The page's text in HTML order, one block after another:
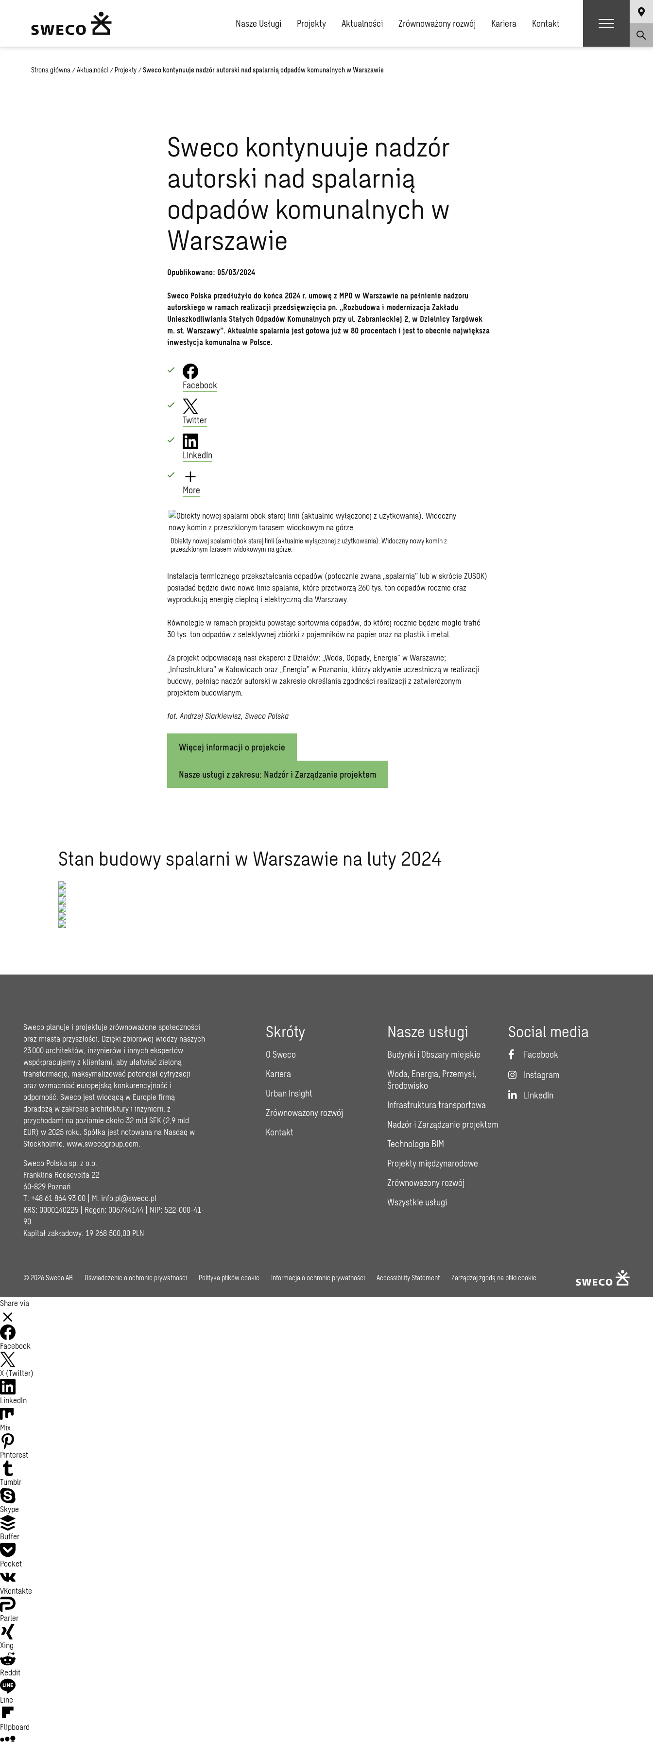
Nasze Usługi Projekty Aktualności Zrównoważony rozwój Kariera Kontakt
Strona główna / Aktualności / Projekty / Sweco kontynuuje nadzór autorski nad spalarnią odpadów komunalnych w Warszawie
Sweco kontynuuje nadzór
autorski nad spalarnią
odpadów komunalnych w
Warszawie
Opublikowano: 05/03/2024
Sweco Polska przedłużyło do końca 2024 r. umowę z MPO w Warszawie na pełnienie nadzoru
autorskiego w ramach realizacji przedsięwzięcia pn. „Rozbudowa i modernizacja Zakładu
Unieszkodliwiania Stałych Odpadów Komunalnych przy ul. Zabranieckiej 2, w Dzielnicy Targówek
m. st. Warszawy”. Aktualnie spalarnia jest gotowa już w 80 procentach i jest to obecnie największa
inwestycja komunalna w Polsce.
Facebook
Twitter
LinkedIn
More
Obiekty nowej spalarni obok starej linii (aktualnie wyłączonej z użytkowania). Widoczny nowy komin z
przeszklonym tarasem widokowym na górze.
Instalacja termicznego przekształcania odpadów (potocznie zwana „spalarnią” lub w skrócie ZUSOK)
posiadać będzie dwie nowe linie spalania, które przetworzą 260 tys. ton odpadów rocznie oraz
wyprodukują energię cieplną i elektryczną dla Warszawy.
Równolegle w ramach projektu powstaje sortownia odpadów, do której rocznie będzie mogło trafić
30 tys. ton odpadów z selektywnej zbiórki z pojemników na papier oraz na plastik i metal.
Za projekt odpowiadają nasi eksperci z Działów: „Woda, Odpady, Energia” w Warszawie;
„Infrastruktura” w Katowicach oraz „Energia” w Poznaniu, którzy aktywnie uczestniczą w realizacji
budowy, pełniąc nadzór autorski w zakresie określania zgodności realizacji z zatwierdzonym
projektem budowlanym.
fot. Andrzej Siarkiewisz, Sweco Polska
Więcej informacji o projekcie
Nasze usługi z zakresu: Nadzór i Zarządzanie projektem
Stan budowy spalarni w Warszawie na luty 2024
Sweco planuje i projektuje zrównoważone społeczności
oraz miasta przyszłości. Dzięki zbiorowej wiedzy naszych
23 000 architektów, inżynierów i innych ekspertów
współpracujemy z klientami, aby ułatwiać zieloną
transformację, maksymalizować potencjał cyfryzacji
oraz wzmacniać europejską konkurencyjność i
odporność. Sweco jest wiodącą w Europie firmą
doradczą w zakresie architektury i inżynierii, z
przychodami na poziomie około 32 mld SEK (2,9 mld
EUR) w 2025 roku. Spółka jest notowana na Nasdaq w
Stockholmie. www.swecogroup.com
Sweco Polska sp. z o.o.
Franklina Roosevelta 22
60-829 Poznań
T: +48 61 864 93 00 | M: info.pl@sweco.pl
KRS: 0000140225 | Regon: 006744144 | NIP: 522-000-41-
90
Kapitał zakładowy: 19 268 500,00 PLN
Skróty
O Sweco
Kariera
Urban Insight
Zrównoważony rozwój
Kontakt
Nasze usługi
Budynki i Obszary miejskie
Woda, Energia, Przemysł,
Środowisko
Infrastruktura transportowa
Nadzór i Zarządzanie projektem
Technologia BIM
Projekty międzynarodowe
Zrównoważony rozwój
Wszystkie usługi
Social media
Facebook
Instagram
LinkedIn
© 2026 Sweco AB Oświadczenie o ochronie prywatności Polityka plików cookie Informacja o ochronie prywatności Accessibility Statement Zarządzaj zgodą na pliki cookie
Share via
Facebook
X (Twitter)
LinkedIn
Mix
Pinterest
Tumblr
Skype
Buffer
Pocket
VKontakte
Parler
Xing
Reddit
Line
Flipboard